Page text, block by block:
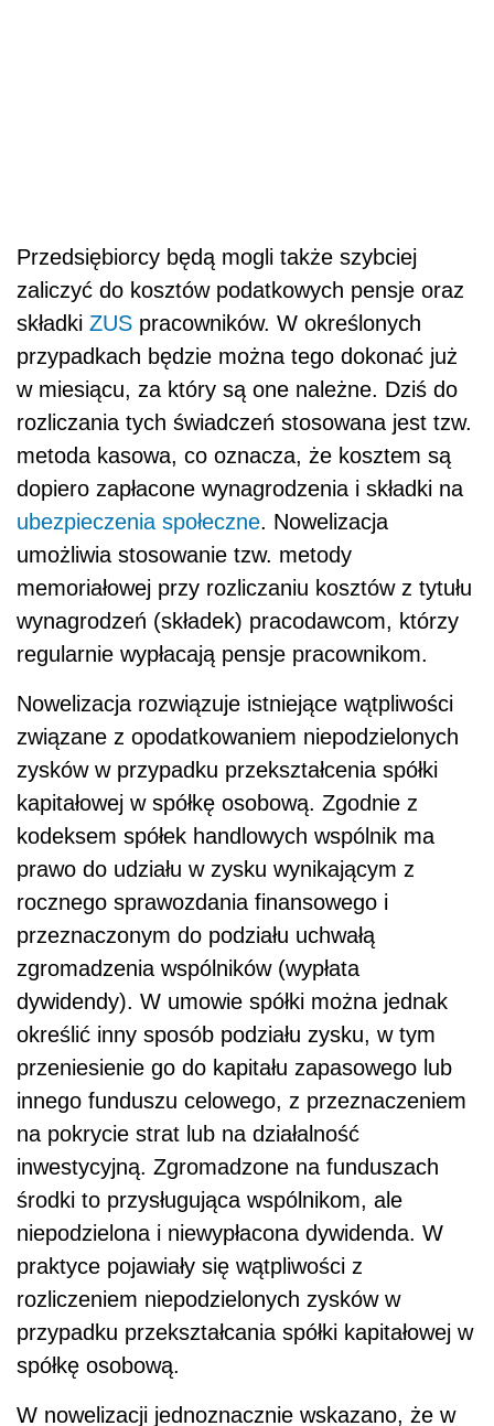
Przedsiębiorcy będą mogli także szybciej
zaliczyć do kosztów podatkowych pensje oraz
składki ZUS pracowników. W określonych
przypadkach będzie można tego dokonać już
w miesiącu, za który są one należne. Dziś do
rozliczania tych świadczeń stosowana jest tzw.
metoda kasowa, co oznacza, że kosztem są
dopiero zapłacone wynagrodzenia i składki na
ubezpieczenia społeczne. Nowelizacja
umożliwia stosowanie tzw. metody
memoriałowej przy rozliczaniu kosztów z tytułu
wynagrodzeń (składek) pracodawcom, którzy
regularnie wypłacają pensje pracownikom.
Nowelizacja rozwiązuje istniejące wątpliwości
związane z opodatkowaniem niepodzielonych
zysków w przypadku przekształcenia spółki
kapitałowej w spółkę osobową. Zgodnie z
kodeksem spółek handlowych wspólnik ma
prawo do udziału w zysku wynikającym z
rocznego sprawozdania finansowego i
przeznaczonym do podziału uchwałą
zgromadzenia wspólników (wypłata
dywidendy). W umowie spółki można jednak
określić inny sposób podziału zysku, w tym
przeniesienie go do kapitału zapasowego lub
innego funduszu celowego, z przeznaczeniem
na pokrycie strat lub na działalność
inwestycyjną. Zgromadzone na funduszach
środki to przysługująca wspólnikom, ale
niepodzielona i niewypłacona dywidenda. W
praktyce pojawiały się wątpliwości z
rozliczeniem niepodzielonych zysków w
przypadku przekształcania spółki kapitałowej w
spółkę osobową.
W nowelizacji jednoznacznie wskazano, że w